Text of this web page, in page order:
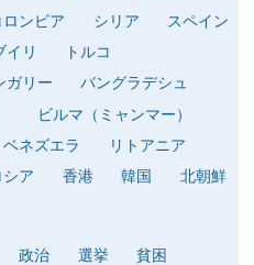
ロンビア シリア
スペイン
イリ
トルコ
ガリー
バングラデシュ
ビルマ（ミャンマー）
ベネズエラ
リトアニア
シア 香港 韓国 北朝鮮
政治 選挙
貧困